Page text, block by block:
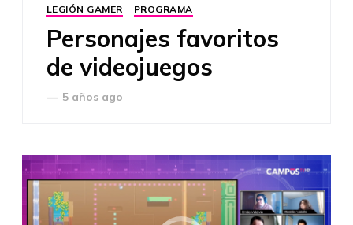
LEGIÓN GAMER PROGRAMA
Personajes favoritos
de videojuegos
— 5 años ago